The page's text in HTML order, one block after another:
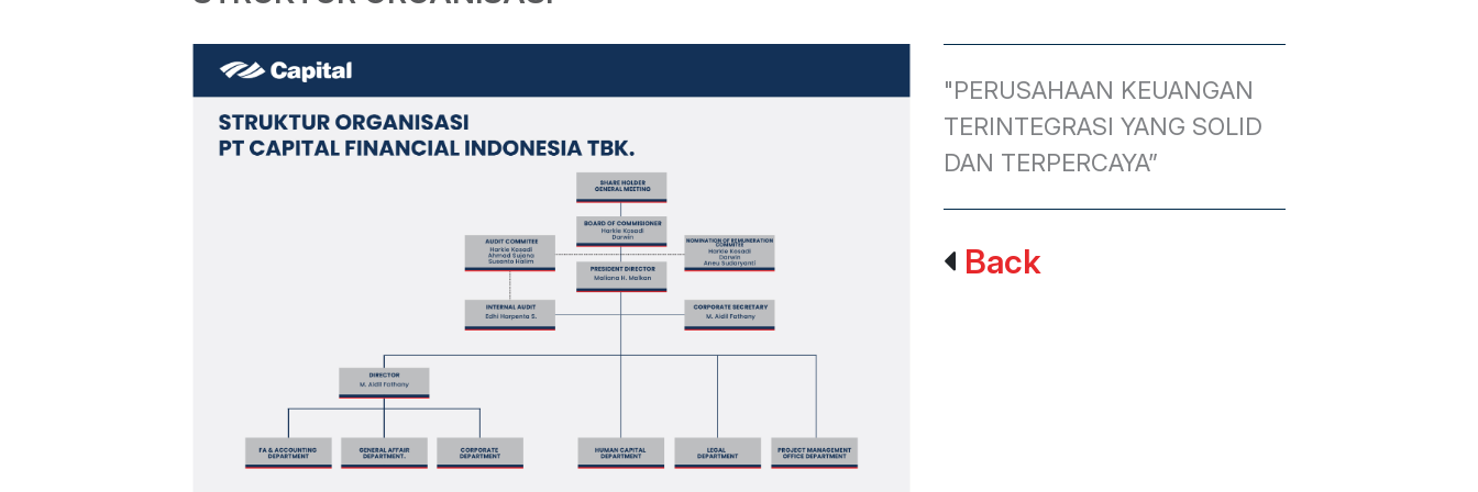
"PERUSAHAAN KEUANGAN
TERINTEGRASI YANG SOLID
DAN TERPERCAYA”
Back